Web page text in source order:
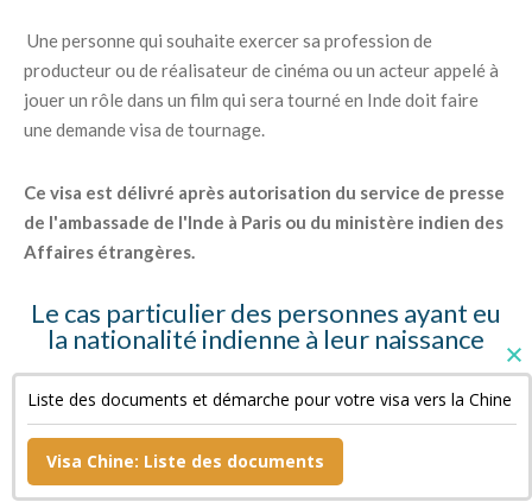
Une personne qui souhaite exercer sa profession de
producteur ou de réalisateur de cinéma ou un acteur appelé à
jouer un rôle dans un film qui sera tourné en Inde doit faire
une demande visa de tournage.
Ce visa est délivré après autorisation du service de presse
de l'ambassade de l'Inde à Paris ou du ministère indien des
Affaires étrangères.
Le cas particulier des personnes ayant eu
la nationalité indienne à leur naissance
Ces personnes doivent fournir des copies de leur « Surrender
Certificate » et de leur passeport indien annulé ainsi qu'une
déclaration sur l'honneur.
Liste des documents et démarche pour votre visa vers la Chine
Visa Chine: Liste des documents